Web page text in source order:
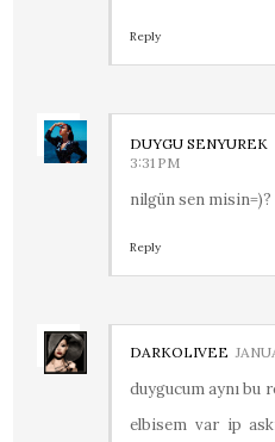
Reply
DUYGU SENYUREK
3:31 PM
nilgün sen misin=)?
Reply
DARKOLIVEE
duygucum aynı bu
elbisem var ip